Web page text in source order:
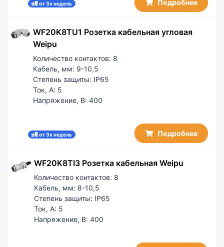
от 3х недель Подробнее
WF20K8TU1 Розетка кабельная угловая
Weipu
Количество контактов: 8
Кабель, мм: 9-10,5
Степень защиты: IP65
Ток, А: 5
Напряжение, В: 400
от 3х недель Подробнее
WF20K8TI3 Розетка кабельная Weipu
Количество контактов: 8
Кабель, мм: 8-10,5
Степень защиты: IP65
Ток, А: 5
Напряжение, В: 400